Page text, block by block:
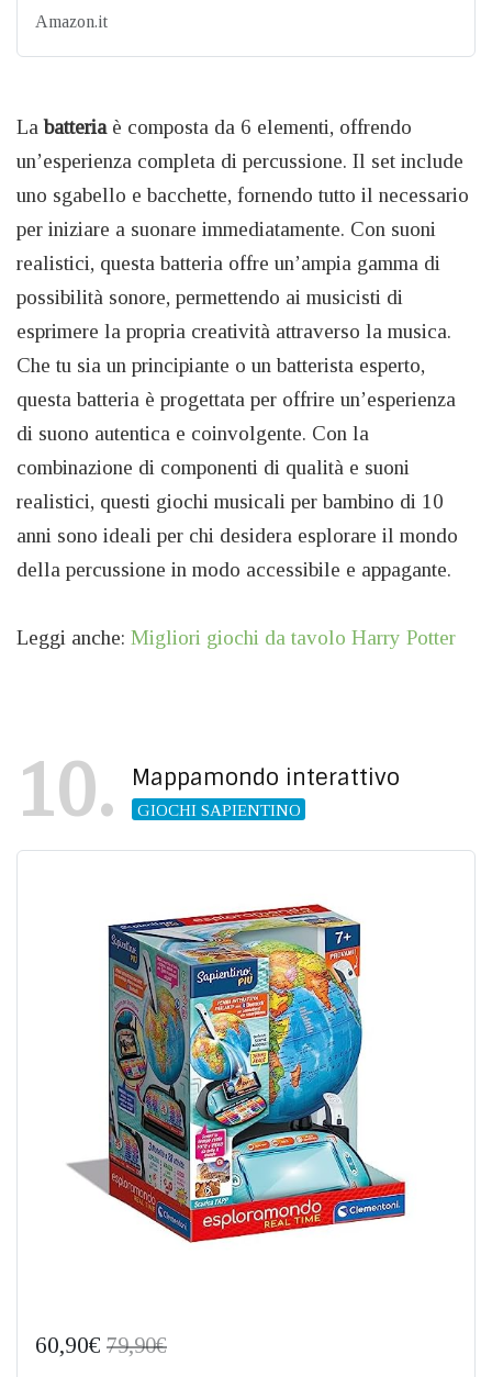
Amazon.it
Labatteria è composta da 6 elementi, offrendo
un’esperienza completa di percussione. Il set include
uno sgabello e bacchette, fornendo tutto il necessario
per iniziare a suonare immediatamente. Con suoni
realistici, questa batteria offre un’ampia gamma di
possibilità sonore, permettendo ai musicisti di
esprimere la propria creatività attraverso la musica.
Che tu sia un principiante o un batterista esperto,
questa batteria è progettata per offrire un’esperienza
di suono autentica e coinvolgente. Con la
combinazione di componenti di qualità e suoni
realistici, questi giochi musicali per bambino di 10
anni sono ideali per chi desidera esplorare il mondo
della percussione in modo accessibile e appagante.
Leggi anche: Migliori giochi da tavolo Harry Potter
10 Mappamondo interattivo
GIOCHI SAPIENTINO
60,90€ 79,90€